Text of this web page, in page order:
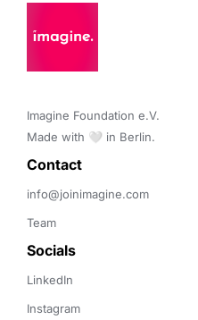
Imagine Foundation e.V.
Made with 🤍 in Berlin.
Contact
info@joinimagine.com
Team
Socials
LinkedIn
Instagram